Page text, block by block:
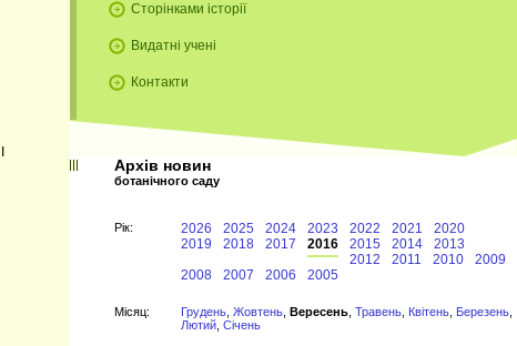
Сторінками історії
Видатні учені
Контакти
Архів новин
ботанічного саду
Рiк: 2026 2025 2024 2023 2022 2021
2020
2019
2018 2017 2016 2015 2014
2013
2012
2011 2010
2009
2008
2007 2006 2005
Мiсяц: Грудень Жовтень Вересень Травень Квітень Березень
Лютий Січень